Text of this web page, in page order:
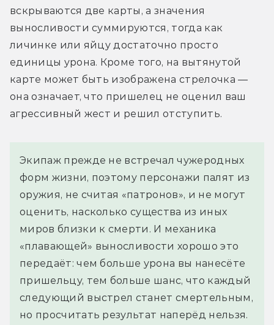
вскрываются две карты, а значения
выносливости суммируются, тогда как
личинке или яйцу достаточно просто
единицы урона. Кроме того, на вытянутой
карте может быть изображена стрелочка —
она означает, что пришелец не оценил ваш
агрессивный жест и решил отступить.
Экипаж прежде не встречал чужеродных
форм жизни, поэтому персонажи палят из
оружия, не считая «патронов», и не могут
оценить, насколько существа из иных
миров близки к смерти. И механика
«плавающей» выносливости хорошо это
передаёт: чем больше урона вы нанесёте
пришельцу, тем больше шанс, что каждый
следующий выстрел станет смертельным,
но просчитать результат наперёд нельзя.